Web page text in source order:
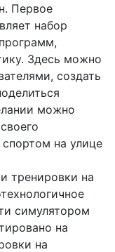
Первое
набор
Здесь можно
создать
можно
на улице
тренировки на
симулятором
на
на